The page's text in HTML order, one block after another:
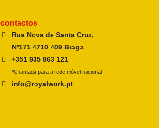
contactos
Rua Nova de Santa Cruz,
Nº171 4710-409 Braga
+351 935 863 121
*Chamada para a rede móvel nacional
info@royalwork.pt